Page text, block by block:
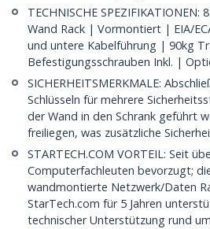
TECHNISCHE SPEZIFIKATIONEN:
Wand Rack | Vormontiert | EIA/
und untere Kabelführung | 90kg
Befestigungsschrauben Inkl. |
SICHERHEITSMERKMALE:
Schlüsseln für mehrere
der Wand in den Schrank geführt
freiliegen, was zusätzliche
STARTECH.COM VORTEIL: Seit
Computerfachleuten bevorzugt;
wandmontierte Netzwerk/Daten
StarTech.com für 5 Jahren
technischer Unterstützung rund